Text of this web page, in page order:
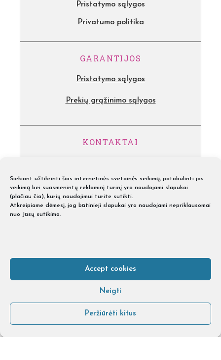
Siekiant užtikrinti šios internetinės svetainės veikimą, patobulinti jos
veikimą bei suasmenintų reklaminį turinį yra naudojami slapukai
(plačiau čia), kurių naudojimui turite sutikti.
Atkreipiame dėmesį, jog būtinieji slapukai yra naudojami nepriklausomai
nuo Jūsų sutikimo.
Accept cookies
Neigti
Peržiūrėti kitus
Pristatymo sąlygos
Privatumo politika
GARANTIJOS
Pristatymo sąlygos
Prekių grąžinimo sąlygos
KONTAKTAI
Tel.: +370 601 00015
KAUNAS, Neries kr. 2A, LT-48342
ŠIAULIAI, Vyturių g. 8, LT-76252
Tel.: +370 601 00018
Dėl kirpyklų baldų teiraukitės
Tel. +370 606 05678